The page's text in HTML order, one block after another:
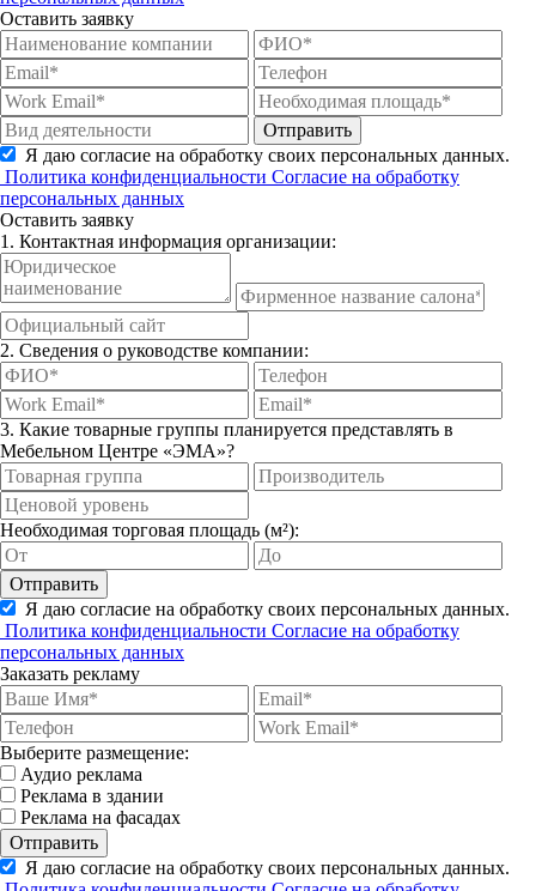
Оставить заявку
Отправить
Я даю согласие на обработку своих персональных данных.
Политика конфиденциальности Согласие на обработку
персональных данных
Оставить заявку
1. Контактная информация организации:
2. Сведения о руководстве компании:
3. Какие товарные группы планируется представлять в
Мебельном Центре «ЭМА»?
Необходимая торговая площадь (м²):
Отправить
Я даю согласие на обработку своих персональных данных.
Политика конфиденциальности Согласие на обработку
персональных данных
Заказать рекламу
Выберите размещение:
Аудио реклама
Реклама в здании
Реклама на фасадах
Отправить
Я даю согласие на обработку своих персональных данных.